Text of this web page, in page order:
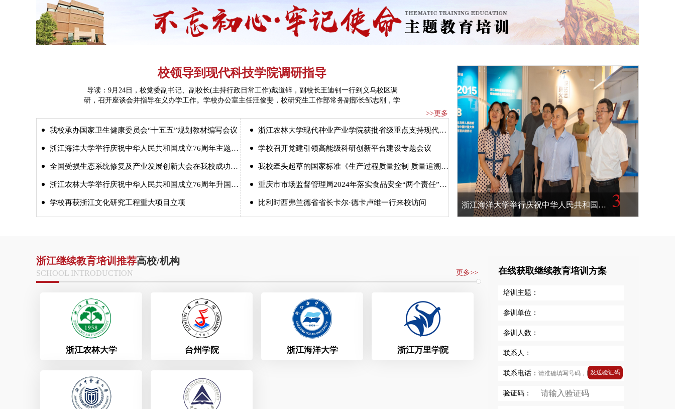
校领导到现代科技学院调研指导
导读：9月24日，校党委副书记、副校长(主持行政日常工作)戴道锌，副校长王迪钊一行到义乌校区调
研，召开座谈会并指导在义办学工作。学校办公室主任汪俊斐，校研究生工作部常务副部长邹志刚，学
校对历任现科班子为学院内涵式发展做出的贡献表示感谢，对现代科技学院师生表达亲切问候。他指
出，“十五五”是现代科技学院发展非常关键的阶段，要重点做好三个方面工作：一是深化校地融合，打
造义乌发展共同体。面向未来，学院必须毫不动摇地坚持并深化校地融
>>更多
我校承办国家卫生健康委员会“十五五”规划教材编写会议
浙江海洋大学举行庆祝中华人民共和国成立76周年主题升旗仪式
全国受损生态系统修复及产业发展创新大会在我校成功举办
浙江农林大学举行庆祝中华人民共和国成立76周年升国旗仪式
学校再获浙江文化研究工程重大项目立项
浙江农林大学现代种业产业学院获批省级重点支持现代产业学院
学校召开党建引领高能级科研创新平台建设专题会议
我校牵头起草的国家标准《生产过程质量控制 质量追溯系统》正式发布
重庆市市场监督管理局2024年落实食品安全“两个责任”专题培训班在我校开班
比利时西弗兰德省省长卡尔·德卡卢维一行来校访问 全国受损生态系统修复及产业发展创新大会在我校成功举办 4
5
浙江继续教育培训推荐高校/机构
SCHOOL INTRODUCTION 更多>>
浙江农林大学 台州学院 浙江海洋大学 浙江万里学院
在线获取继续教育培训方案
培训主题：
参训单位：
参训人数：
联系人：
联系电话： 发送验证码
验证码：